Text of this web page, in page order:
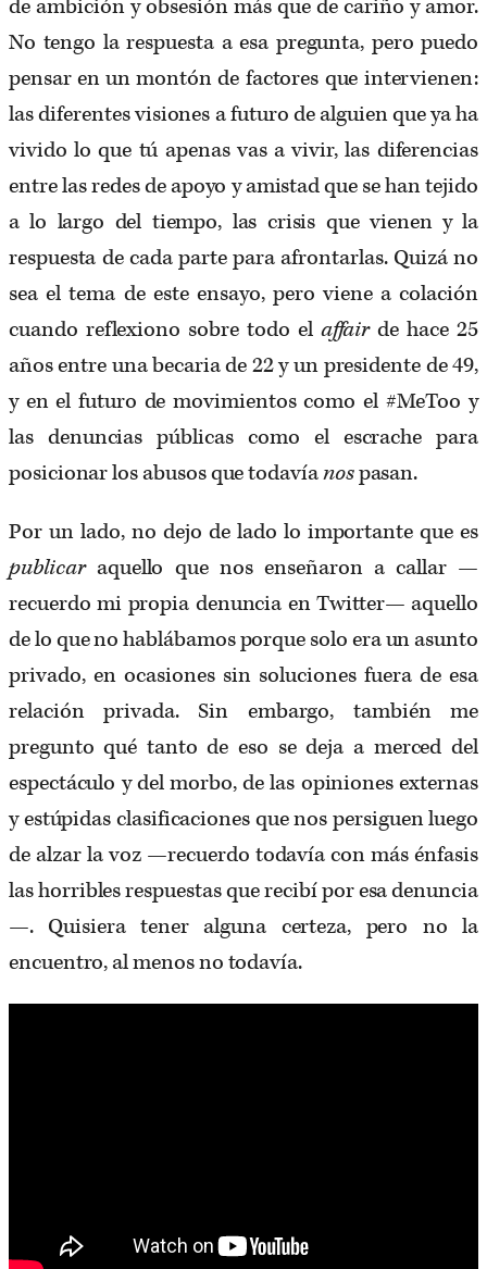
de ambición y obsesión más que de cariño y amor.
No tengo la respuesta a esa pregunta, pero puedo
pensar en un montón de factores que intervienen:
las diferentes visiones a futuro de alguien que ya ha
vivido lo que tú apenas vas a vivir, las diferencias
entre las redes de apoyo y amistad que se han tejido
a lo largo del tiempo, las crisis que vienen y la
respuesta de cada parte para afrontarlas. Quizá no
sea el tema de este ensayo, pero viene a colación
cuando reflexiono sobre todo el affairde hace 25
años entre una becaria de 22 y un presidente de 49,
y en el futuro de movimientos como el #MeToo y
las denuncias públicas como el escrache para
posicionar los abusos que todavíanospasan.
Por un lado, no dejo de lado lo importante que es
publicar aquello que nos enseñaron a callar —
recuerdo mi propia denuncia en Twitter— aquello
de lo que no hablábamos porque solo era un asunto
privado, en ocasiones sin soluciones fuera de esa
relación privada. Sin embargo, también me
pregunto qué tanto de eso se deja a merced del
espectáculo y del morbo, de las opiniones externas
y estúpidas clasificaciones que nos persiguen luego
de alzar la voz —recuerdo todavía con más énfasis
las horribles respuestas que recibí por esa denuncia
—. Quisiera tener alguna certeza, pero no la
encuentro, al menos no todavía.